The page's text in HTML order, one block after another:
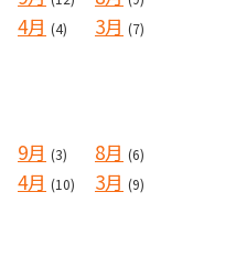
4月 (4) 3月 (7)
9月 (3) 8月 (6)
4月 (10) 3月 (9)